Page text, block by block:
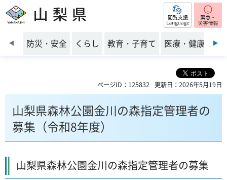
山梨県 閲覧支援
前のスライドを表示
防災・安全 くらし 教育・子育て 医療・健康・福
ページID：125832 更新日：2026年5月19日
山梨県森林公園金川の森指定管理者の
募集（令和8年度）
山梨県森林公園金川の森指定管理者の募集